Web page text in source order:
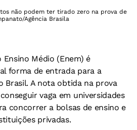
não podem ter tirado zero na prova de
Agência Brasila
Ensino Médio (Enem) é
forma de entrada para a
Brasil. A nota obtida na prova
vaga em universidades
concorrer a bolsas de ensino e
privadas.